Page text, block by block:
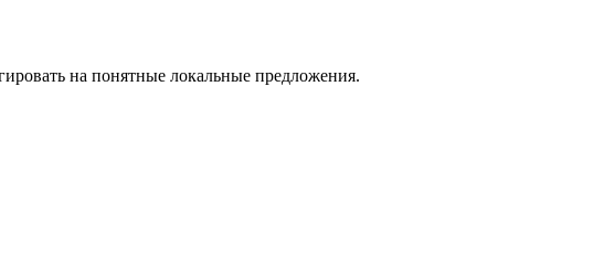
на понятные локальные предложения.